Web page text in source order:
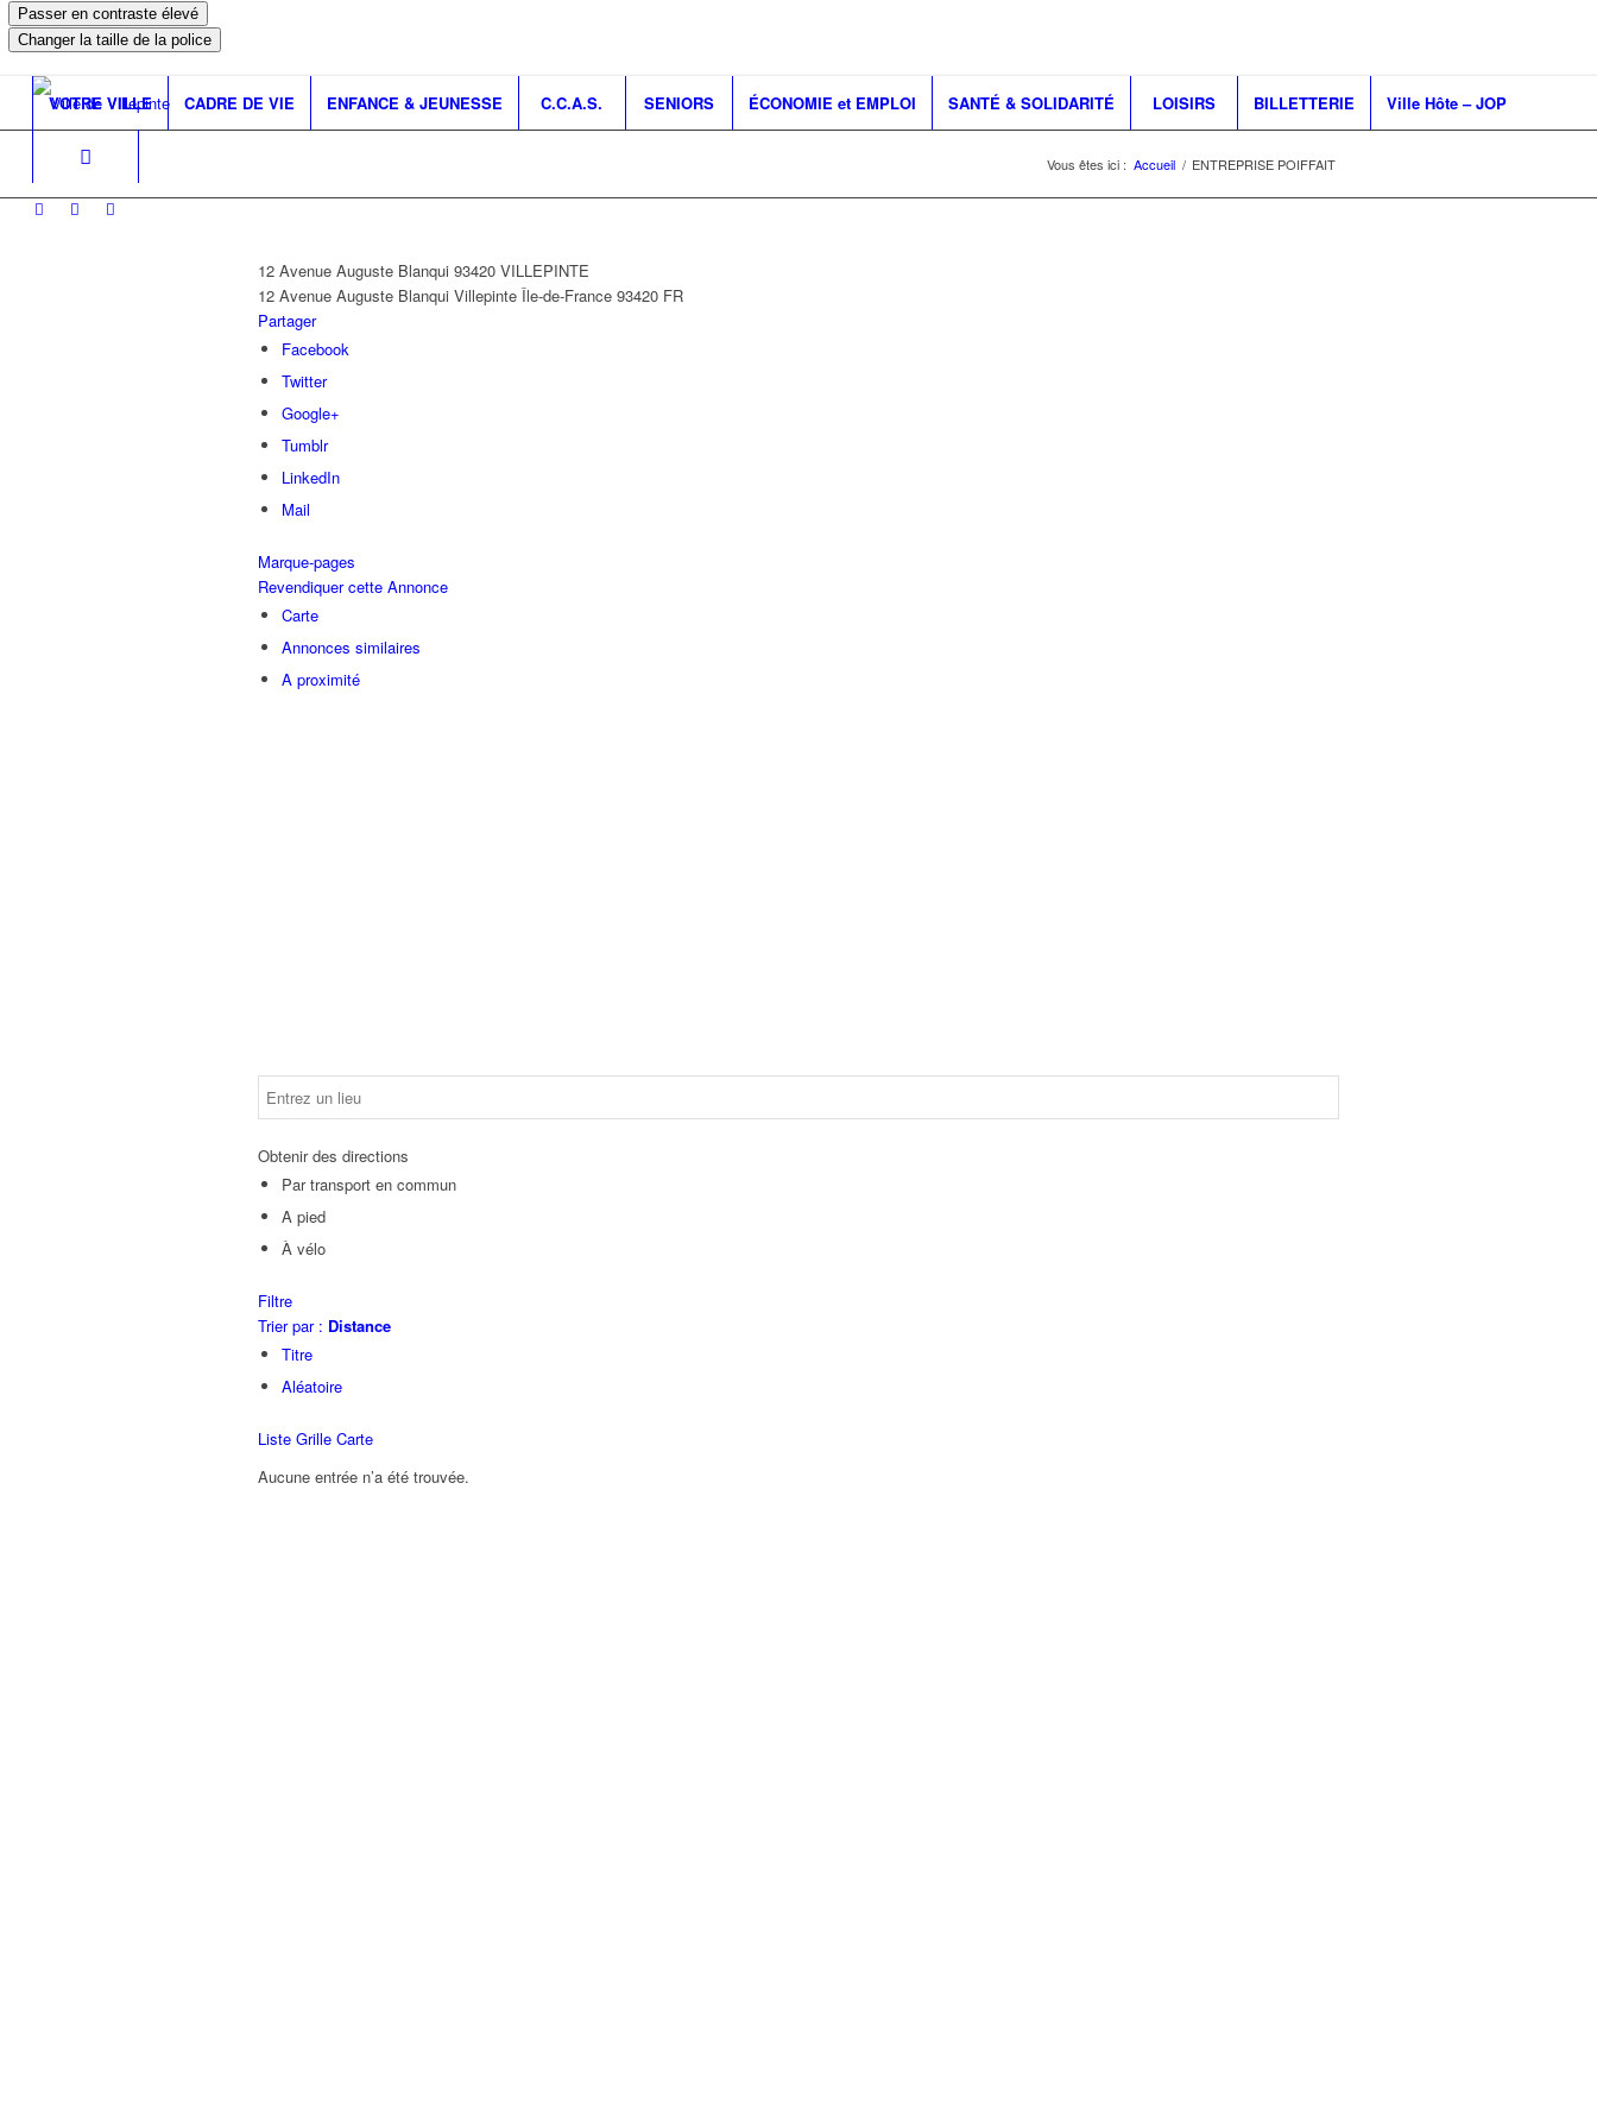
Passer en contraste élevé
Changer la taille de la police
VOTRE VILLE CADRE DE VIE ENFANCE & JEUNESSE C.C.A.S. SENIORS ÉCONOMIE et EMPLOI SANTÉ & SOLIDARITÉ LOISIRS BILLETTERIE Ville Hôte – JOP
Vous êtes ici : Accueil / ENTREPRISE POIFFAIT
12 Avenue Auguste Blanqui 93420 VILLEPINTE
12 Avenue Auguste Blanqui Villepinte Île-de-France 93420 FR
Partager
Facebook
Twitter
Google+
Tumblr
LinkedIn
Mail
Marque-pages
Revendiquer cette Annonce
Carte
Annonces similaires
A proximité
Obtenir des directions
Par transport en commun
A pied
À vélo
Filtre
Trier par : Distance
Titre
Aléatoire
Liste Grille Carte
Aucune entrée n’a été trouvée.